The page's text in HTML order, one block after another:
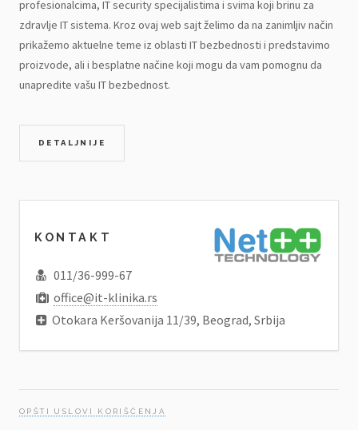
profesionalcima, IT security specijalistima i svima koji brinu za
zdravlje IT sistema. Kroz ovaj web sajt želimo da na zanimljiv način
prikažemo aktuelne teme iz oblasti IT bezbednosti i predstavimo
proizvode, ali i besplatne načine koji mogu da vam pomognu da
unapredite vašu IT bezbednost.
DETALJNIJE
KONTAKT
011/36-999-67
office@it-klinika.rs
Otokara Keršovanija 11/39, Beograd, Srbija
OPŠTI USLOVI KORIŠĆENJA